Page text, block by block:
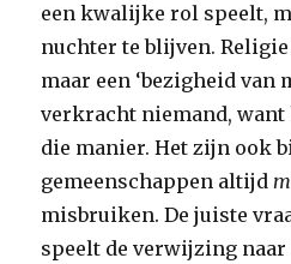
een kwalijke rol speelt,
nuchter te blijven.
maar een ‘bezigheid van
verkracht niemand, want
die manier. Het zijn ook
gemeenschappen altijd
misbruiken. De juiste
speelt de verwijzing naar